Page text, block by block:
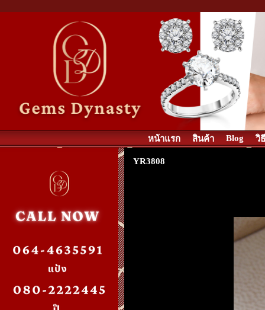
หน้าแรก สินค้า Blog วิ
YR3808